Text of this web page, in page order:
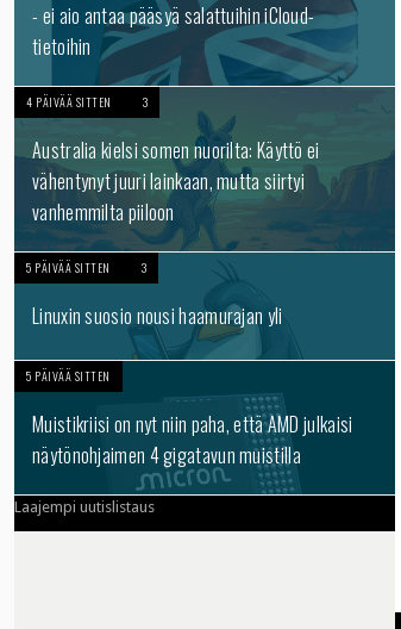
- ei aio antaa pääsyä salattuihin iCloud-
tietoihin
4 PÄIVÄÄ SITTEN 3
Australia kielsi somen nuorilta: Käyttö ei
vähentynyt juuri lainkaan, mutta siirtyi
vanhemmilta piiloon
5 PÄIVÄÄ SITTEN 3
Linuxin suosio nousi haamurajan yli
5 PÄIVÄÄ SITTEN
Muistikriisi on nyt niin paha, että AMD julkaisi
näytönohjaimen 4 gigatavun muistilla
Laajempi uutislistaus